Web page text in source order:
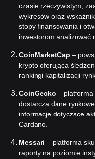
czasie rzeczywistym,
wykresów oraz
stopy finansowania i
inwestorom analizować
CoinMarketCap –
krypto oferująca
rankingi kapitalizacji
CoinGecko – platforma
dostarcza dane
informacje dotyczące
Cardano.
Messari – platforma
raporty na poziomie